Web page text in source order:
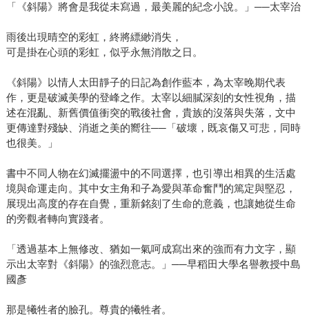
「《斜陽》將會是我從未寫過，最美麗的紀念小說。」──太宰治
雨後出現晴空的彩虹，終將縹緲消失，
可是掛在心頭的彩虹，似乎永無消散之日。
《斜陽》以情人太田靜子的日記為創作藍本，為太宰晚期代表
作，更是破滅美學的登峰之作。太宰以細膩深刻的女性視角，描
述在混亂、新舊價值衝突的戰後社會，貴族的沒落與失落，文中
更傳達對殘缺、消逝之美的嚮往──「破壞，既哀傷又可悲，同時
也很美。」
書中不同人物在幻滅擺盪中的不同選擇，也引導出相異的生活處
境與命運走向。其中女主角和子為愛與革命奮鬥的篤定與堅忍，
展現出高度的存在自覺，重新銘刻了生命的意義，也讓她從生命
的旁觀者轉向實踐者。
「透過基本上無修改、猶如一氣呵成寫出來的強而有力文字，顯
示出太宰對《斜陽》的強烈意志。」──早稻田大學名譽教授中島
國彥
那是犧牲者的臉孔。尊貴的犧牲者。